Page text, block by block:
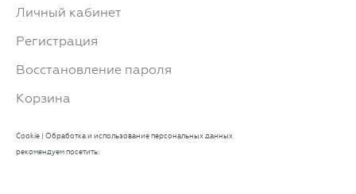
Личный кабинет
Регистрация
Восстановление пароля
Корзина
Cookie | Обработка и использование персональных данных
рекомендуем посетить: